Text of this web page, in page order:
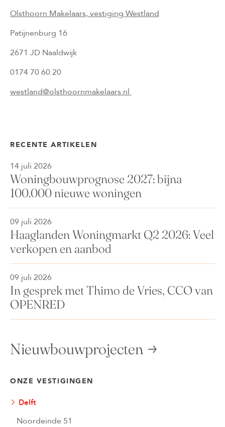
Olsthoorn Makelaars, vestiging Westland
Patijnenburg 16
2671 JD Naaldwijk
0174 70 60 20
westland@olsthoornmakelaars.nl
RECENTE ARTIKELEN
14 juli 2026
Woningbouwprognose 2027: bijna
100.000 nieuwe woningen
09 juli 2026
Haaglanden Woningmarkt Q2 2026: Veel
verkopen en aanbod
09 juli 2026
In gesprek met Thimo de Vries, CCO van
OPENRED
Nieuwbouwprojecten
ONZE VESTIGINGEN
Delft
Noordeinde 51